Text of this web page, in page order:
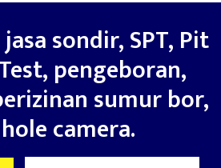
sondir, SPT, Pit
pengeboran,
sumur bor,
camera.